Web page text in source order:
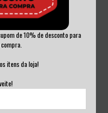
de 10% de desconto para
itens da loja!